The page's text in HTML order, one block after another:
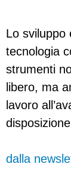
Lo sviluppo
tecnologia
strumenti
libero, ma
lavoro
dalla